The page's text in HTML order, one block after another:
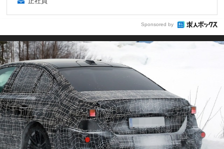
Sponsored by